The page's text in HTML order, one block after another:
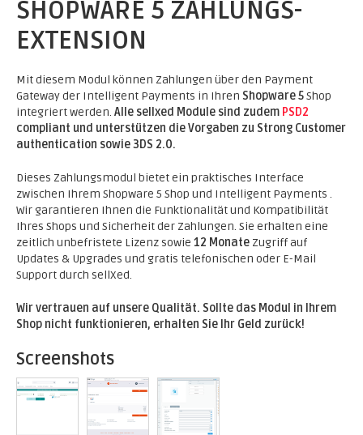
SHOPWARE 5 ZAHLUNGS-
EXTENSION
Mit diesem Modul können Zahlungen über den Payment
Gateway der Intelligent Payments in Ihren Shopware 5Shop
integriert werden. Alle sellxed Module sind zudem PSD2
compliant und unterstützen die Vorgaben zu Strong Customer
authentication sowie 3DS 2.0.
Dieses Zahlungsmodul bietet ein praktisches Interface
zwischen Ihrem Shopware 5 Shop und Intelligent Payments .
Wir garantieren Ihnen die Funktionalität und Kompatibilität
Ihres Shops und Sicherheit der Zahlungen. Sie erhalten eine
zeitlich unbefristete Lizenz sowie 12 Monate Zugriff auf
Updates & Upgrades und gratis telefonischen oder E-Mail
Support durch sellXed.
Wir vertrauen auf unsere Qualität. Sollte das Modul in Ihrem
Shop nicht funktionieren, erhalten Sie Ihr Geld zurück!
Screenshots